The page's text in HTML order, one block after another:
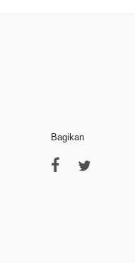
Bagikan